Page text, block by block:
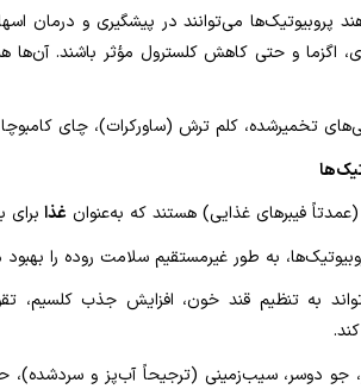
اگزما و حتی کاهش کلسترول مؤثر باشند.
تخمیرشده، کلم ترش (ساورکرات)، چای
فیبرهای غذایی) هستند که به‌عنوان غذا برای
به طور غیرمستقیم سلامت روده را
به تنظیم قند خون، افزایش جذب
جو دوسر، سیب‌زمینی (ترجیحاً آب‌پز و سردشده)،